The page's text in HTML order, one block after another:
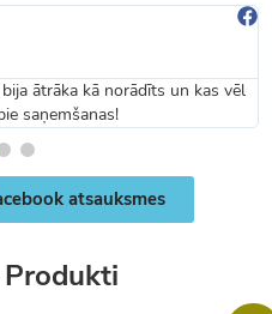
ātrāka kā norādīts un kas vēl
saņemšanas!
atsauksmes